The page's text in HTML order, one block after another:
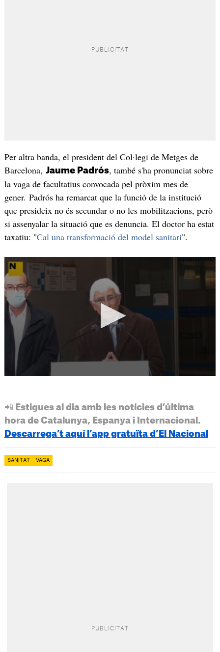
Per altra banda, el president del Col·legi de Metges de
Barcelona, Jaume Padrós, també s'ha pronunciat sobre
la vaga de facultatius convocada pel pròxim mes de
gener. Padrós ha remarcat que la funció de la institució
que presideix no és secundar o no les mobilitzacions, però
si assenyalar la situació que es denuncia. El doctor ha estat
taxatiu: "Cal una transformació del model sanitari".
📲 Estigues al dia amb les notícies d’última
hora de Catalunya, Espanya i Internacional.
Descarrega’t aquí l’app gratuïta d’El Nacional
SANITAT VAGA